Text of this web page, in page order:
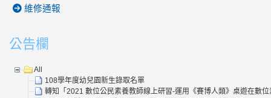
維修通報
公告欄
All
108學年度幼兒園新生錄取名單
轉知「2021 數位公民素養教師線上研習-運用《賽博人類》桌遊在數